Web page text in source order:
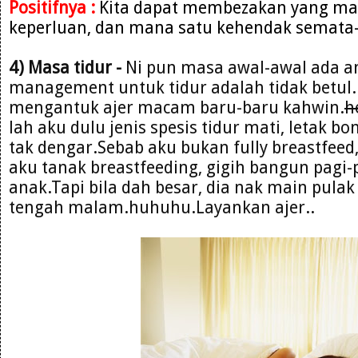
Positifnya : Kita dapat membezakan yang
keperluan, dan mana satu kehendak
4) Masa tidur - Ni pun masa awal-awal ada
management untuk tidur adalah tidak
mengantuk ajer macam baru-baru kahwin.
lah aku dulu jenis spesis tidur mati, letak
tak dengar.Sebab aku bukan fully
aku tanak breastfeeding, gigih bangun
anak.Tapi bila dah besar, dia nak main
tengah malam.huhuhu.Layankan ajer..